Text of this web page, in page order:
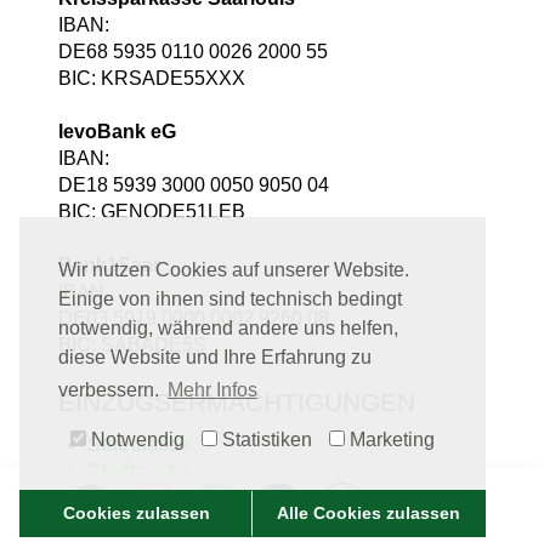
Wir nutzen Cookies auf unserer Website.
Einige von ihnen sind technisch bedingt
notwendig, während andere uns helfen,
diese Website und Ihre Erfahrung zu
verbessern. Mehr Infos
Notwendig Statistiken Marketing
Cookies zulassen Alle Cookies zulassen
IBAN:
DE68 5935 0110 0026 2000 55
BIC: KRSADE55XXX
levoBank eG
IBAN:
DE18 5939 3000 0050 9050 04
BIC: GENODE51LEB
Bank1Saar
IBAN:
DE03 5919 0000 0002 9260 08
BIC: SABADE5S
EINZUGSERMÄCHTIGUNGEN
Stadtkasse